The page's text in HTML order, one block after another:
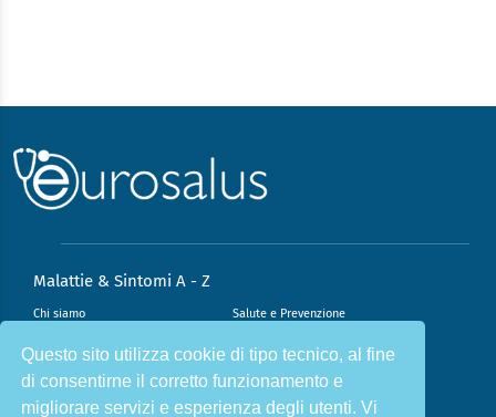
Questo sito utilizza cookie di tipo tecnico, al fine
di consentirne il corretto funzionamento e
migliorare servizi e esperienza degli utenti. Vi
Malattie & Sintomi A - Z
Chi siamo Salute e Prevenzione
Infiammazione e Allergia Direzione scientifica
Nutrizione e Stili di vita Sport e Benessere
Cookie Policy L’angolo del dottore